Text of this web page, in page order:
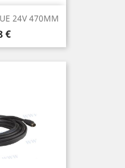
24V 470MM
€